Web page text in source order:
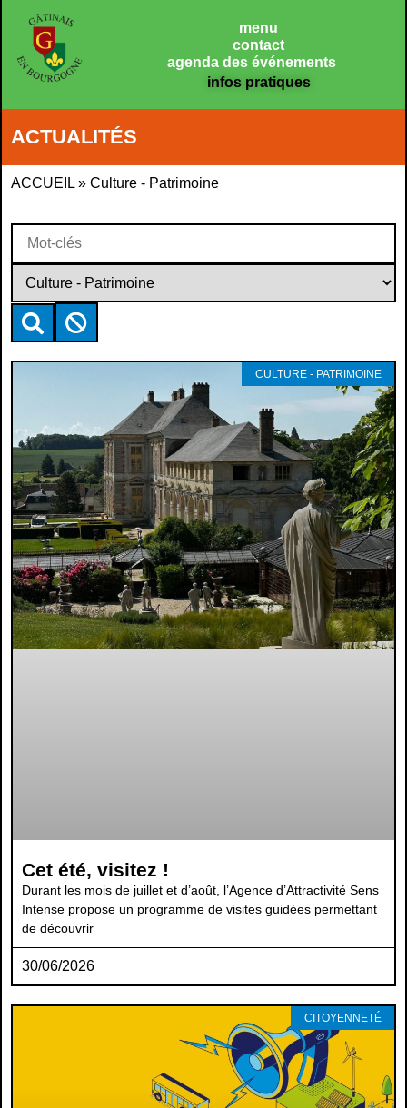
menu
contact
agenda des événements
infos pratiques
ACTUALITÉS
ACCUEIL » Culture - Patrimoine
CULTURE - PATRIMOINE
Cet été, visitez !
Durant les mois de juillet et d’août, l’Agence d’Attractivité Sens
Intense propose un programme de visites guidées permettant
de découvrir
30/06/2026
CITOYENNETÉ